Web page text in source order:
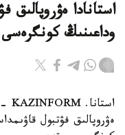
استانادا ەۋروپالىق
وداعىنىڭ